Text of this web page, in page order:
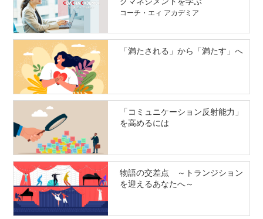
コーチ・エィ アカデミア
「満たされる」から「満たす」へ
「コミュニケーション反射能力」
を高めるには
物語の交差点 ～トランジション
を迎えるあなたへ～